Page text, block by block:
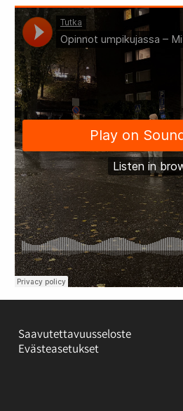
Saavutettavuusseloste
Evästeasetukset